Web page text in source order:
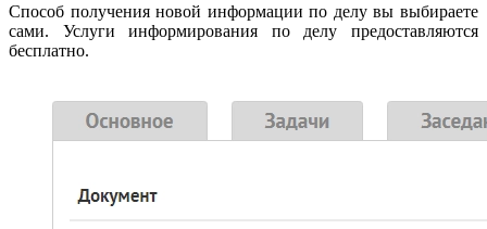
Способ получения новой информации по делу вы выбираете
сами. Услуги информирования по делу предоставляются
бесплатно.